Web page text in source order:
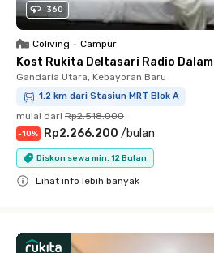
360
Coliving • Campur
Kost Rukita Deltasari Radio Dalam
Gandaria Utara, Kebayoran Baru
1.2 km dari Stasiun MRT Blok A
mulai dari Rp2.518.000
-10% Rp2.266.200 /bulan
Diskon sewa min. 12 Bulan
Lihat info lebih banyak